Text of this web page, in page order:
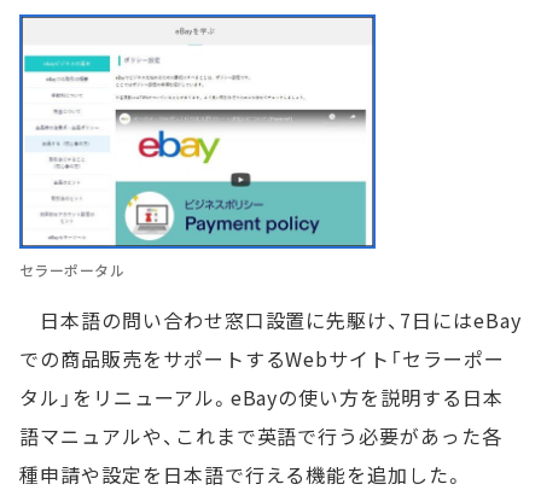
セラーポータル
日本語の問い合わせ窓口設置に先駆け、7日にはeBay
での商品販売をサポートするWebサイト「セラーポー
タル」をリニューアル。eBayの使い方を説明する日本
語マニュアルや、これまで英語で行う必要があった各
種申請や設定を日本語で行える機能を追加した。